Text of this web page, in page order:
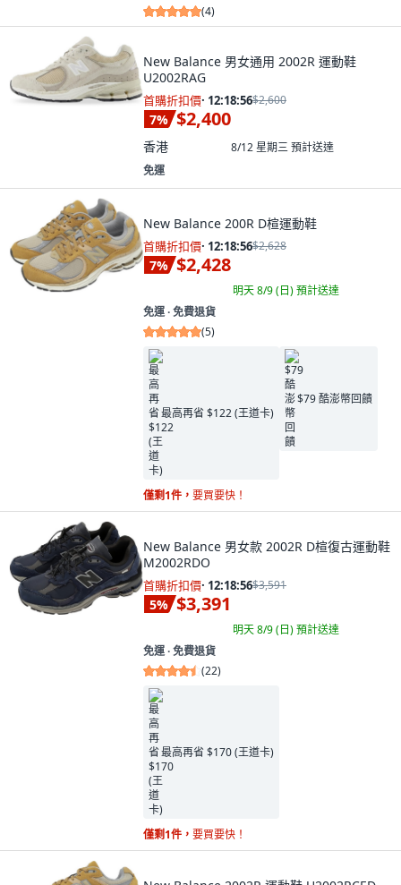
(4)
New Balance 男女通用 2002R 運動鞋
U2002RAG
首購折扣價· 12:18:55$2,600
7% $2,400
香港 8/12 星期三預計送達
免運
New Balance 200R D楦運動鞋
首購折扣價· 12:18:55$2,628
7% $2,428
明天 8/9 (日)預計送達
免運 ∙ 免費退貨
(5)
最高再省 $122 (王道卡)
$79 酷澎幣回饋
僅剩1件， 要買要快！
New Balance 男女款 2002R D楦復古運動鞋
M2002RDO
首購折扣價· 12:18:55$3,591
5% $3,391
明天 8/9 (日)預計送達
免運 ∙ 免費退貨
(22)
最高再省 $170 (王道卡)
僅剩1件， 要買要快！